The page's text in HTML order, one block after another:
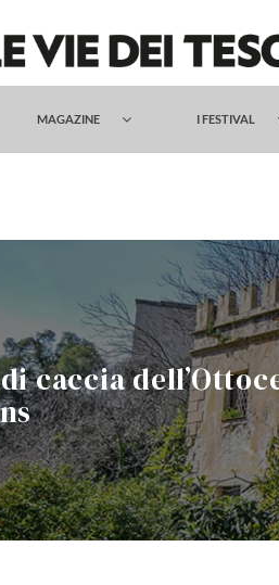
MAGAZINE I FESTIVAL
caccia